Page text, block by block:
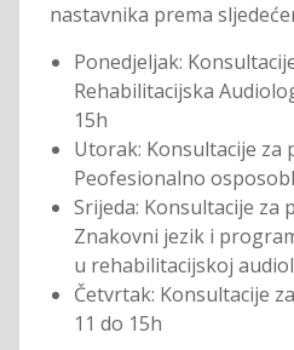
nastavnika prema
Ponedjeljak:
Rehabilitacijska
15h
Utorak: Konsultacije za
Peofesionalno
Srijeda: Konsultacije za
Znakovni jezik i
u rehabilitacijskoj
Četvrtak: Konsultacije
11 do 15h